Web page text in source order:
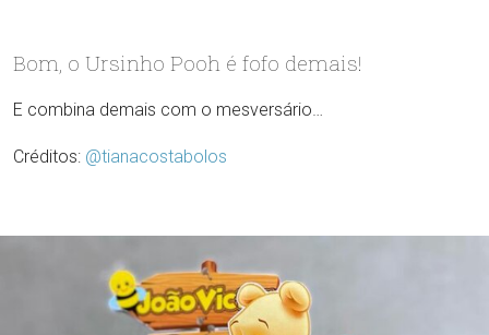
Bom, o Ursinho Pooh é fofo demais!
E combina demais com o mesversário…
Créditos: @tianacostabolos